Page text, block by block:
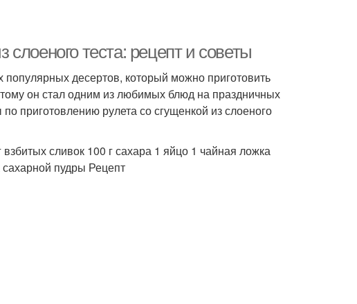
теста: рецепт и советы
популярных десертов, который можно приготовить
он стал одним из любимых блюд на праздничных
приготовлению рулета со сгущенкой из слоеного
сливок 100 г сахара 1 яйцо 1 чайная ложка
пудры Рецепт